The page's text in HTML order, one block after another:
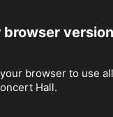
browser
browser to use
Hall.